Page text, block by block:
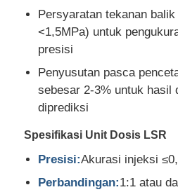
Wisata pabrik
Kontrol kualitas
Hubungi kami
Persyaratan tekanan
<1,5MPa) untuk
presisi
Penyusutan pasca
sebesar 2-3% untuk hasil
diprediksi
Spesifikasi Unit Dosis LSR
Presisi:Akurasi injeksi
Perbandingan:1:1 atau